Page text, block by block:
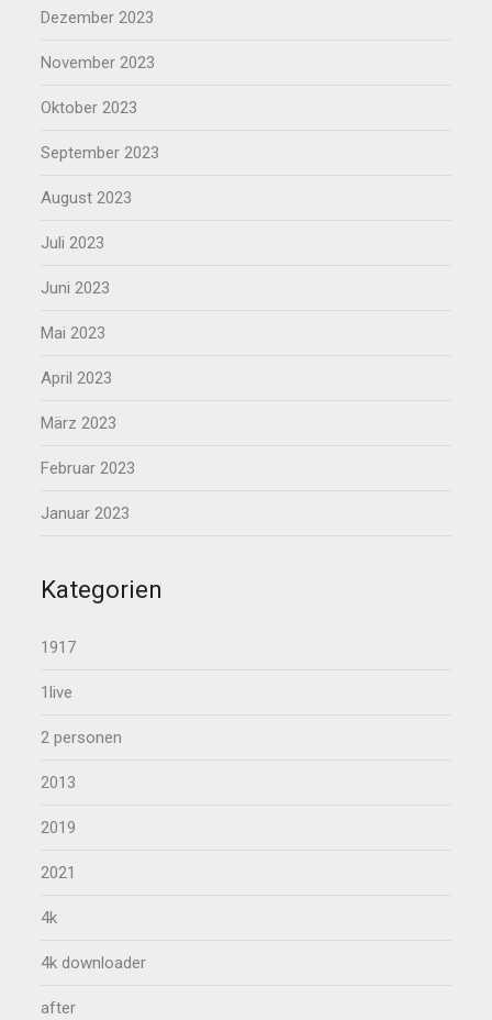
Dezember 2023
November 2023
Oktober 2023
September 2023
August 2023
Juli 2023
Juni 2023
Mai 2023
April 2023
März 2023
Februar 2023
Januar 2023
Kategorien
1917
1live
2 personen
2013
2019
2021
4k
4k downloader
after